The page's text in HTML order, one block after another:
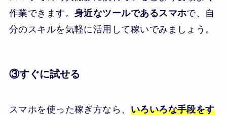
作業できます。身近なツールであるスマホで、自
分のスキルを気軽に活用して稼いでみましょう。
③すぐに試せる
スマホを使った稼ぎ方なら、 いろいろな手段をす